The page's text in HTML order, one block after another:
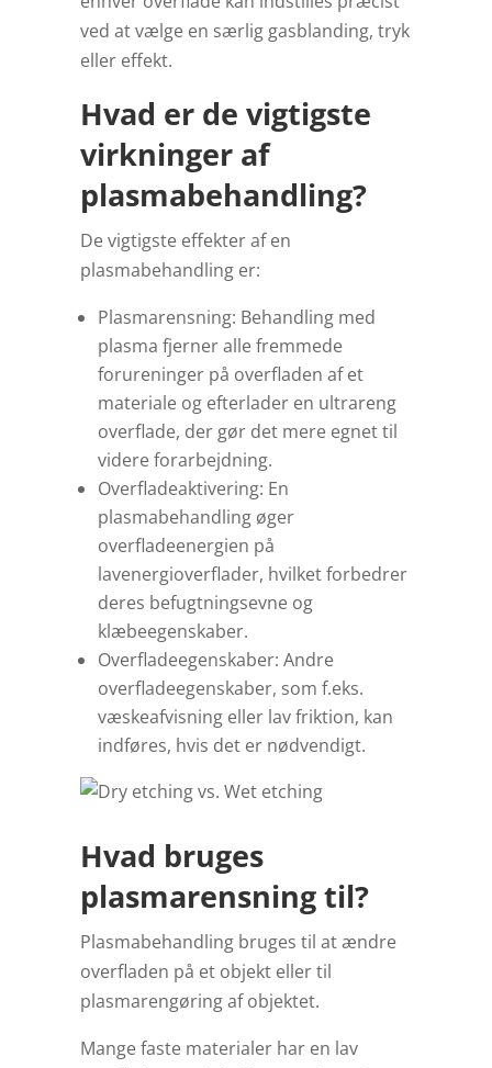
ved at vælge en særlig gasblanding, tryk
eller effekt.
Hvad er de vigtigste
virkninger af
plasmabehandling?
De vigtigste effekter af en
plasmabehandling er:
Plasmarensning: Behandling med
plasma fjerner alle fremmede
forureninger på overfladen af et
materiale og efterlader en ultrareng
overflade, der gør det mere egnet til
videre forarbejdning.
Overfladeaktivering: En
plasmabehandling øger
overfladeenergien på
lavenergioverflader, hvilket forbedrer
deres befugtningsevne og
klæbeegenskaber.
Overfladeegenskaber: Andre
overfladeegenskaber, som f.eks.
væskeafvisning eller lav friktion, kan
indføres, hvis det er nødvendigt.
Hvad bruges
plasmarensning til?
Plasmabehandling bruges til at ændre
overfladen på et objekt eller til
plasmarengøring af objektet.
Mange faste materialer har en lav